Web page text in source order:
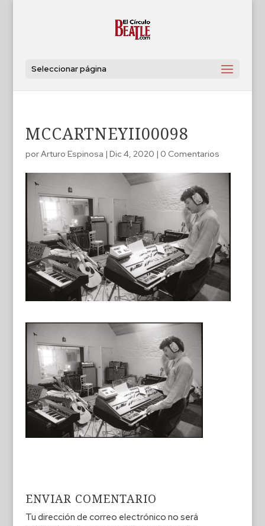
Seleccionar página
MCCARTNEYII00098
porArturo Espinosa | Dic 4, 2020 | 0 Comentarios
ENVIAR COMENTARIO
Tu dirección de correo electrónico no será